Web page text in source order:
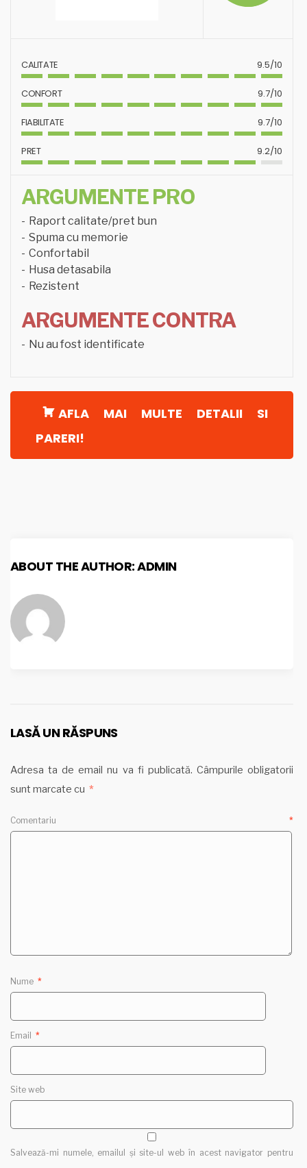
CALITATE 9.5/10
CONFORT 9.7/10
FIABILITATE 9.7/10
PRET 9.2/10
ARGUMENTE PRO
Raport calitate/pret bun
Spuma cu memorie
Confortabil
Husa detasabila
Rezistent
ARGUMENTE CONTRA
Nu au fost identificate
AFLA MAI MULTE DETALII SI
PARERI!
ABOUT THE AUTHOR:ADMIN
LASĂ UN RĂSPUNS
Adresa ta de email nu va fi publicată. Câmpurile obligatorii
sunt marcate cu *
Comentariu *
Nume *
Email *
Site web
Salvează-mi numele, emailul și site-ul web în acest navigator pentru